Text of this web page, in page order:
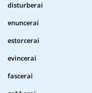
disturberai
enuncerai
estorcerai
evincerai
fascerai